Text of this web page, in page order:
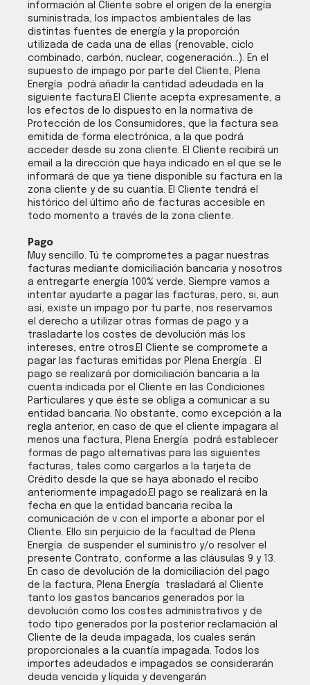
información al Cliente sobre el origen de la energía
suministrada, los impactos ambientales de las
distintas fuentes de energía y la proporción
utilizada de cada una de ellas (renovable, ciclo
combinado, carbón, nuclear, cogeneración…). En el
supuesto de impago por parte del Cliente, Plena
Energía podrá añadir la cantidad adeudada en la
siguiente factura.El Cliente acepta expresamente, a
los efectos de lo dispuesto en la normativa de
Protección de los Consumidores, que la factura sea
emitida de forma electrónica, a la que podrá
acceder desde su zona cliente. El Cliente recibirá un
email a la dirección que haya indicado en el que se le
informará de que ya tiene disponible su factura en la
zona cliente y de su cuantía. El Cliente tendrá el
histórico del último año de facturas accesible en
todo momento a través de la zona cliente.
Pago
Muy sencillo. Tú te comprometes a pagar nuestras
facturas mediante domiciliación bancaria y nosotros
a entregarte energía 100% verde. Siempre vamos a
intentar ayudarte a pagar las facturas, pero, si, aun
así, existe un impago por tu parte, nos reservamos
el derecho a utilizar otras formas de pago y a
trasladarte los costes de devolución más los
intereses, entre otros.El Cliente se compromete a
pagar las facturas emitidas por Plena Energía . El
pago se realizará por domiciliación bancaria a la
cuenta indicada por el Cliente en las Condiciones
Particulares y que éste se obliga a comunicar a su
entidad bancaria. No obstante, como excepción a la
regla anterior, en caso de que el cliente impagara al
menos una factura, Plena Energía podrá establecer
formas de pago alternativas para las siguientes
facturas, tales como cargarlos a la tarjeta de
Crédito desde la que se haya abonado el recibo
anteriormente impagado.El pago se realizará en la
fecha en que la entidad bancaria reciba la
comunicación de v con el importe a abonar por el
Cliente. Ello sin perjuicio de la facultad de Plena
Energía de suspender el suministro y/o resolver el
presente Contrato, conforme a las cláusulas 9 y 13.
En caso de devolución de la domiciliación del pago
de la factura, Plena Energía trasladará al Cliente
tanto los gastos bancarios generados por la
devolución como los costes administrativos y de
todo tipo generados por la posterior reclamación al
Cliente de la deuda impagada, los cuales serán
proporcionales a la cuantía impagada. Todos los
importes adeudados e impagados se considerarán
deuda vencida y líquida y devengarán